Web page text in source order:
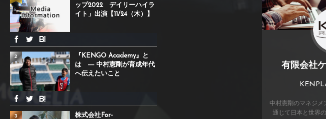
ップ2022 デイリーハイラ
イト」出演【11/24（木）】
『KENGO Academy』と
は ― 中村憲剛が育成年代
へ伝えたいこと
2
株式会社For-
3
有限会社
中村憲剛のマネジメ
通じて日本と世界